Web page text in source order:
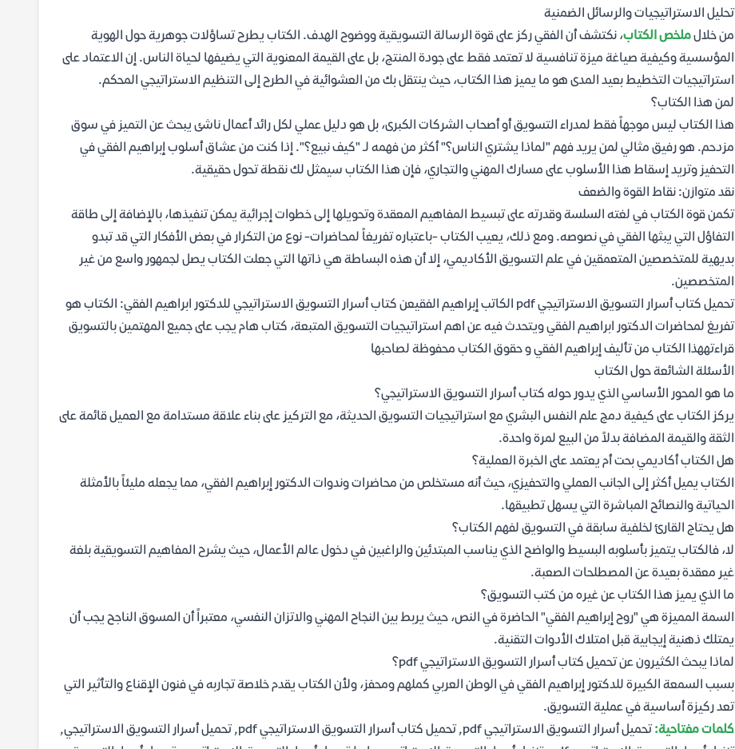
تحليل الاستراتيجيات والرسائل الضمنية
من خلالملخص الكتاب، نكتشف أن الفقي ركز على قوة الرسالة التسويقية ووضوح الهدف. الكتاب يطرح تساؤلات جوهرية حول الهوية
المؤسسية وكيفية صياغة ميزة تنافسية لا تعتمد فقط على جودة المنتج، بل على القيمة المعنوية التي يضيفها لحياة الناس. إن الاعتماد على
استراتيجيات التخطيط بعيد المدى هو ما يميز هذا الكتاب، حيث ينتقل بك من العشوائية في الطرح إلى التنظيم الاستراتيجي المحكم.
لمن هذا الكتاب؟
هذا الكتاب ليس موجهاً فقط لمدراء التسويق أو أصحاب الشركات الكبرى، بل هو دليل عملي لكل رائد أعمال ناشئ يبحث عن التميز في سوق
مزدحم. هو رفيق مثالي لمن يريد فهم "لماذا يشتري الناس؟" أكثر من فهمه لـ "كيف نبيع؟". إذا كنت من عشاق أسلوب إبراهيم الفقي في
التحفيز وتريد إسقاط هذا الأسلوب على مسارك المهني والتجاري، فإن هذا الكتاب سيمثل لك نقطة تحول حقيقية.
نقد متوازن: نقاط القوة والضعف
تكمن قوة الكتاب في لغته السلسة وقدرته على تبسيط المفاهيم المعقدة وتحويلها إلى خطوات إجرائية يمكن تنفيذها، بالإضافة إلى طاقة
التفاؤل التي يبثها الفقي في نصوصه. ومع ذلك، يعيب الكتاب -باعتباره تفريغاً لمحاضرات- نوع من التكرار في بعض الأفكار التي قد تبدو
بديهية للمتخصصين المتعمقين في علم التسويق الأكاديمي، إلا أن هذه البساطة هي ذاتها التي جعلت الكتاب يصل لجمهور واسع من غير
المتخصصين.
تحميل كتاب أسرار التسويق الاستراتيجي pdf الكاتب إبراهيم الفقيعن كتاب أسرار التسويق الاستراتيجي للدكتور ابراهيم الفقي: الكتاب هو
تفريغ لمحاضرات الدكتور ابراهيم الفقي ويتحدث فيه عن اهم استراتيجيات التسويق المتبعة، كتاب هام يجب على جميع المهتمين بالتسويق
قراءتههذا الكتاب من تأليف إبراهيم الفقي و حقوق الكتاب محفوظة لصاحبها
الأسئلة الشائعة حول الكتاب
ما هو المحور الأساسي الذي يدور حوله كتاب أسرار التسويق الاستراتيجي؟
يركز الكتاب على كيفية دمج علم النفس البشري مع استراتيجيات التسويق الحديثة، مع التركيز على بناء علاقة مستدامة مع العميل قائمة على
الثقة والقيمة المضافة بدلاً من البيع لمرة واحدة.
هل الكتاب أكاديمي بحت أم يعتمد على الخبرة العملية؟
الكتاب يميل أكثر إلى الجانب العملي والتحفيزي، حيث أنه مستخلص من محاضرات وندوات الدكتور إبراهيم الفقي، مما يجعله مليئاً بالأمثلة
الحياتية والنصائح المباشرة التي يسهل تطبيقها.
هل يحتاج القارئ لخلفية سابقة في التسويق لفهم الكتاب؟
لا، فالكتاب يتميز بأسلوبه البسيط والواضح الذي يناسب المبتدئين والراغبين في دخول عالم الأعمال، حيث يشرح المفاهيم التسويقية بلغة
غير معقدة بعيدة عن المصطلحات الصعبة.
ما الذي يميز هذا الكتاب عن غيره من كتب التسويق؟
السمة المميزة هي "روح إبراهيم الفقي" الحاضرة في النص، حيث يربط بين النجاح المهني والاتزان النفسي، معتبراً أن المسوق الناجح يجب أن
يمتلك ذهنية إيجابية قبل امتلاك الأدوات التقنية.
لماذا يبحث الكثيرون عن تحميل كتاب أسرار التسويق الاستراتيجي pdf؟
بسبب السمعة الكبيرة للدكتور إبراهيم الفقي في الوطن العربي كملهم ومحفز، ولأن الكتاب يقدم خلاصة تجاربه في فنون الإقناع والتأثير التي
تعد ركيزة أساسية في عملية التسويق.
كلمات مفتاحية:
تحميل أسرار التسويق الاستراتيجي pdf, تحميل كتاب أسرار التسويق الاستراتيجي pdf, تحميل أسرار التسويق الاستراتيجي,